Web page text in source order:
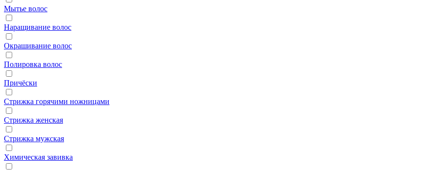
Мытье волос
Наращивание волос
Окрашивание волос
Полировка волос
Причёски
Стрижка горячими ножницами
Стрижка женская
Стрижка мужская
Химическая завивка